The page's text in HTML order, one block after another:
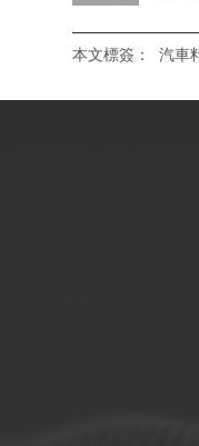
本文標簽： 汽車